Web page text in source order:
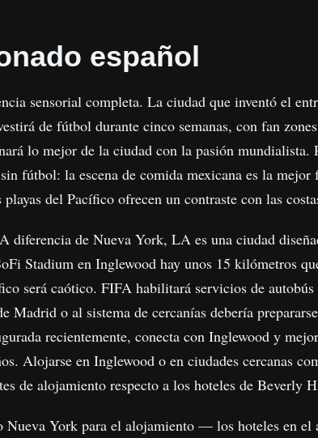
español
sensorial completa. La ciudad que inventó el
de fútbol durante cinco semanas, con fan
lo mejor de la ciudad con la pasión mundialista.
fútbol: la escena de comida mexicana es la
del Pacífico ofrecen un contraste con las
de Nueva York, LA es una ciudad
Stadium en Inglewood hay unos 15 kilómetros
será caótico. FIFA habilitará servicios de autobús
o al sistema de cercanías debería
recientemente, conecta con Inglewood y
Alojarse en Inglewood o en ciudades cercanas
de alojamiento respecto a los hoteles de Beverly
Nueva York para el alojamiento — los hoteles en